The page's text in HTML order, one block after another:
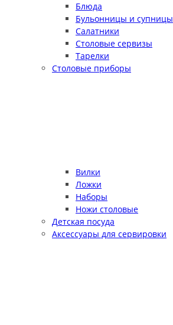
Блюда
Бульонницы и супницы
Салатники
Столовые сервизы
Тарелки
Столовые приборы
Вилки
Ложки
Наборы
Ножи столовые
Детская посуда
Аксессуары для сервировки